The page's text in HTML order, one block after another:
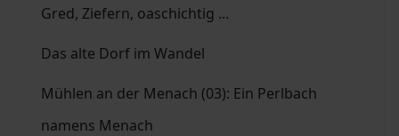
Gred, Ziefern, oaschichtig ...
Das alte Dorf im Wandel
Mühlen an der Menach (03): Ein Perlbach
namens Menach